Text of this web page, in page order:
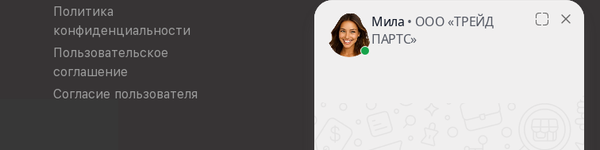
Политика
конфиденциальности
Пользовательское
соглашение
Согласие пользователя
sales@trade-part.ru